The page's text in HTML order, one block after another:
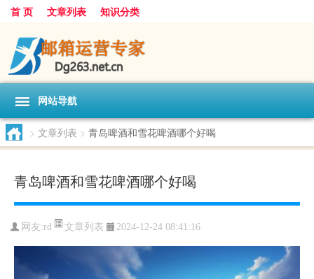
首 页 文章列表 知识分类
网站导航
> 文章列表 > 青岛啤酒和雪花啤酒哪个好喝
青岛啤酒和雪花啤酒哪个好喝
网友:rd 文章列表 2024-12-24 08:41:16